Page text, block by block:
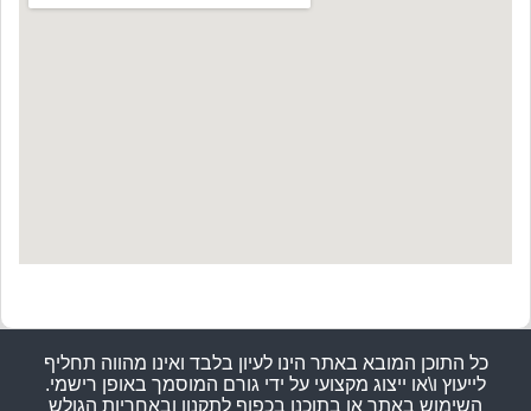
כל התוכן המובא באתר הינו לעיון בלבד ואינו מהווה תחליף
לייעוץ ו\או ייצוג מקצועי על ידי גורם המוסמך באופן רישמי.
השימוש באתר או בתוכנו בכפוף לתקנון ובאחריות הגולש